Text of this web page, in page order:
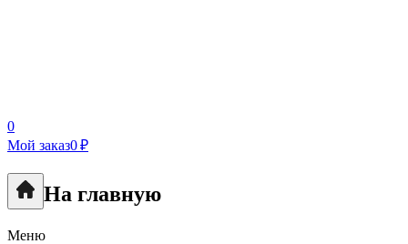
0
Мой заказ0 ₽
На главную
Меню